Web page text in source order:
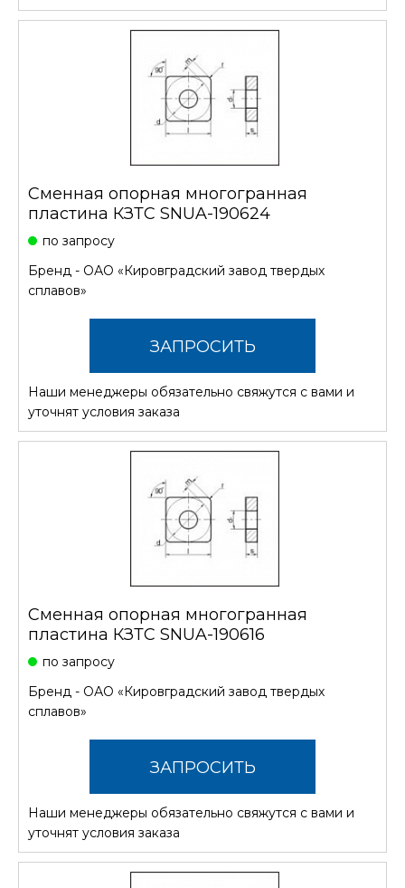
Сменная опорная многогранная
пластина КЗТС SNUA-190624
по запросу
Бренд - ОАО «Кировградский завод твердых
сплавов»
ЗАПРОСИТЬ
СТОИМОСТЬ
Наши менеджеры обязательно свяжутся с вами и
уточнят условия заказа
Сменная опорная многогранная
пластина КЗТС SNUA-190616
по запросу
Бренд - ОАО «Кировградский завод твердых
сплавов»
ЗАПРОСИТЬ
СТОИМОСТЬ
Наши менеджеры обязательно свяжутся с вами и
уточнят условия заказа